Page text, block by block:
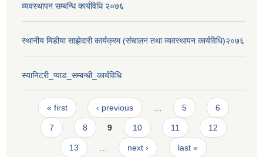
व्यवस्थापन सम्बन्धि कार्यविधि २०७६
स्थानीय मिडीया साझेदारी कार्यक्रम (संचालन तथा व्यवस्थापन कार्यविधि)२०७६
स्यानिटरी_प्याड_सम्बन्धी_कार्यविधि
Pages
« first ‹ previous 5 6
7 8 9 10 11 12
13 next › last »